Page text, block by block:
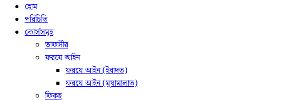
হোম
পরিচিতি
কোর্সসমূহ
তাফসীর
ফরযে আইন
ফরযে আইন (ইবাদত)
ফরযে আইন (মুয়ামালাত)
ফিকহ